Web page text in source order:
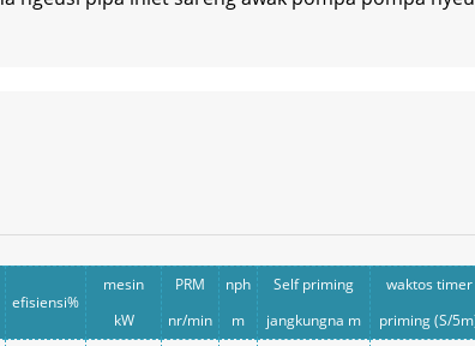
efisiensi%
mesin
kW
PRM
nr/min
nph
m
Self priming
jangkungna m
waktos timer
priming (S/